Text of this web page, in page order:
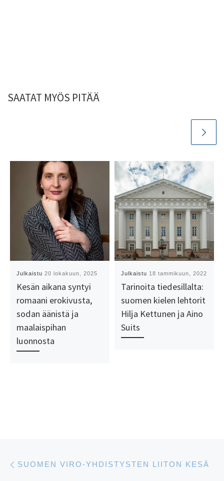
SAATAT MYÖS PITÄÄ
Julkaistu20 lokakuun, 2025
Kesän aikana syntyi
romaani erokivusta,
sodan äänistä ja
maalaispihan
luonnosta
Julkaistu 18 tammikuun, 2022
Tarinoita tiedesillalta:
suomen kielen lehtorit
Hilja Kettunen ja Aino
Suits
Artikkelien navigointi
SUOMEN VIRO-YHDISTYSTEN LIITON KESÄ